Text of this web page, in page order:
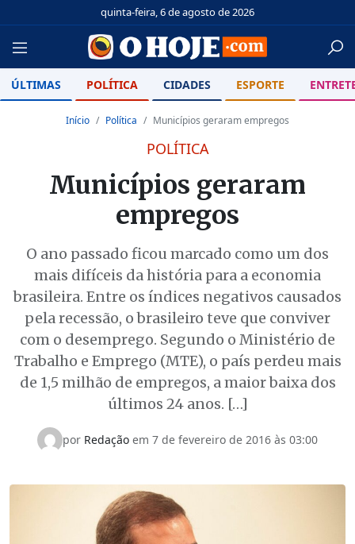
quinta-feira, 6 de agosto de 2026
ÚLTIMAS POLÍTICA CIDADES ESPORTE
Início Política Municípios geraram empregos
POLÍTICA
Municípios geraram
empregos
O ano passado ficou marcado como um dos
mais difíceis da história para a economia
brasileira. Entre os índices negativos causados
pela recessão, o brasileiro teve que conviver
com o desemprego. Segundo o Ministério de
Trabalho e Emprego (MTE), o país perdeu mais
de 1,5 milhão de empregos, a maior baixa dos
últimos 24 anos. […]
por Redação em 7 de fevereiro de 2016 às 03:00